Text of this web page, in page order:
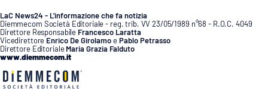
Storie
LAC
LaC News24 - L’informazione che fa notizia
Diemmecom Società Editoriale - reg. trib. VV 23/05/1989 n°68 - R.O.C. 4049
Direttore Responsabile Francesco Laratta
Vicedirettore Enrico De GirolamoePablo Petrasso
Direttore Editoriale Maria Grazia Falduto
www.diemmecom.it